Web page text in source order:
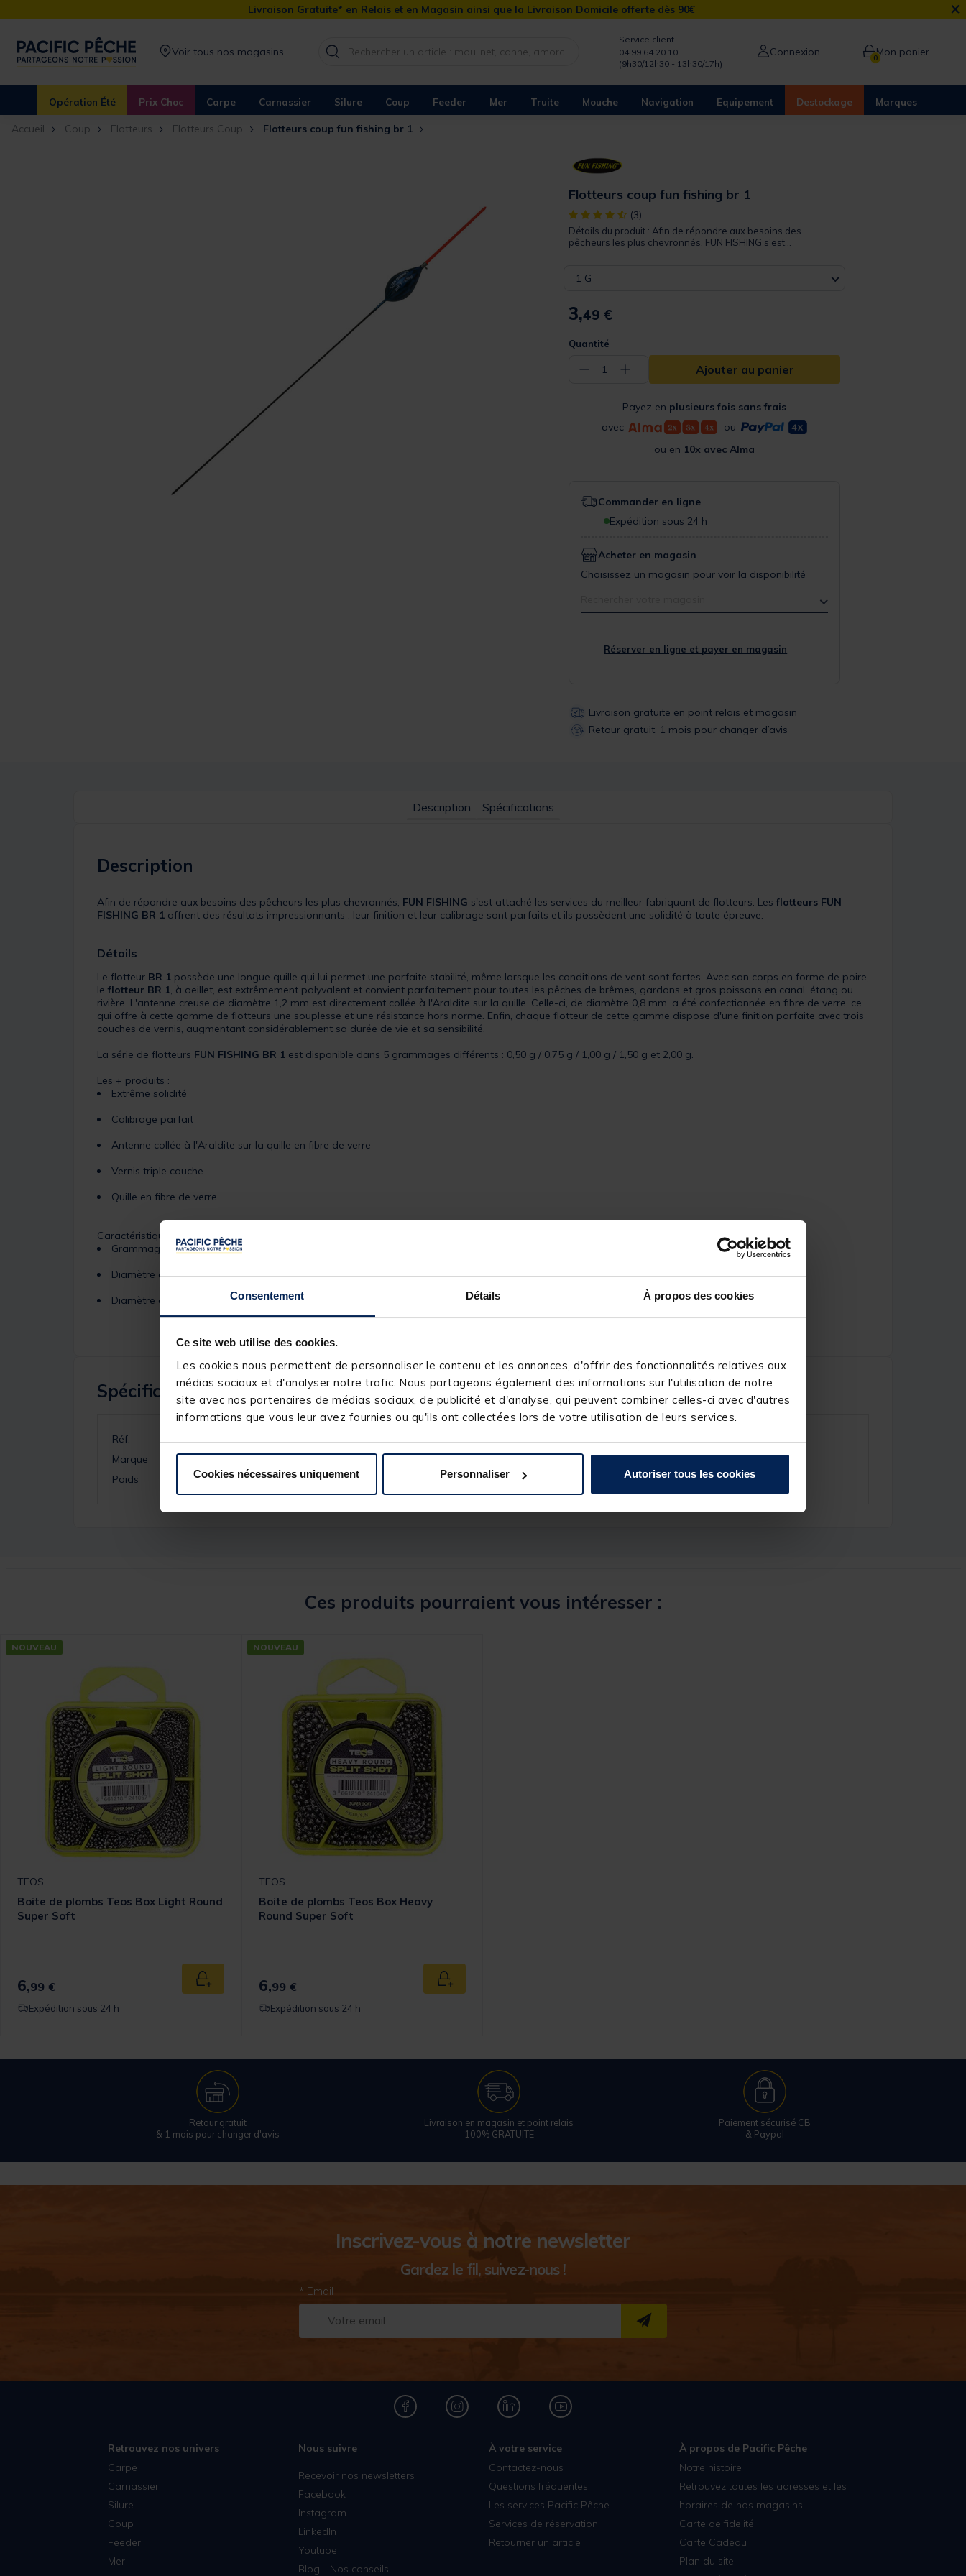
Consentement Détails À propos des cookies
Ce site web utilise des cookies.
Les cookies nous permettent de personnaliser le contenu et les annonces, d'offrir des fonctionnalités relatives aux
médias sociaux et d'analyser notre trafic. Nous partageons également des informations sur l'utilisation de notre
site avec nos partenaires de médias sociaux, de publicité et d'analyse, qui peuvent combiner celles-ci avec d'autres
informations que vous leur avez fournies ou qu'ils ont collectées lors de votre utilisation de leurs services.
Cookies nécessaires uniquement Personnaliser Autoriser tous les cookies
Livraison Gratuite* en Relais et en Magasin ainsi que la Livraison Domicile offerte dès 90€ ×
Voir tous nos magasins
Service client
04 99 64 20 10
(9h30/12h30 - 13h30/17h)
Connexion 0Mon panier
Opération Été Prix Choc Carpe Carnassier Silure Coup Feeder Mer Truite Mouche Navigation Equipement Destockage Marques
Accueil Coup Flotteurs Flotteurs Coup Flotteurs coup fun fishing br 1
Flotteurs coup fun fishing br 1
[object Object] out of 5 Customer Rating
(3)
Détails du produit : Afin de répondre aux besoins des
pêcheurs les plus chevronnés, FUN FISHING s'est...
1 G
3,49 €
Quantité
− 1 + Ajouter au panier
Payez en plusieurs fois sans frais
avec
ou
ou en 10x avec Alma
Commander en ligne
Expédition sous 24 h
Acheter en magasin
Choisissez un magasin pour voir la disponibilité
Réserver en ligne et payer en magasin
Livraison gratuite en point relais et magasin
Retour gratuit, 1 mois pour changer d’avis
Description Spécifications
Description
Afin de répondre aux besoins des pêcheurs les plus chevronnés, FUN FISHING s'est attaché les services du meilleur fabriquant de flotteurs. Les flotteurs FUN
FISHING BR 1 offrent des résultats impressionnants : leur finition et leur calibrage sont parfaits et ils possèdent une solidité à toute épreuve.
Détails
Le flotteur BR 1 possède une longue quille qui lui permet une parfaite stabilité, même lorsque les conditions de vent sont fortes. Avec son corps en forme de poire,
le flotteur BR 1, à oeillet, est extrêmement polyvalent et convient parfaitement pour toutes les pêches de brêmes, gardons et gros poissons en canal, étang ou
rivière. L'antenne creuse de diamètre 1,2 mm est directement collée à l'Araldite sur la quille. Celle-ci, de diamètre 0,8 mm, a été confectionnée en fibre de verre, ce
qui offre à cette gamme de flotteurs une souplesse et une résistance hors norme. Enfin, chaque flotteur de cette gamme dispose d'une finition parfaite avec trois
couches de vernis, augmentant considérablement sa durée de vie et sa sensibilité.
La série de flotteurs FUN FISHING BR 1 est disponible dans 5 grammages différents : 0,50 g / 0,75 g / 1,00 g / 1,50 g et 2,00 g.
Les + produits :
Extrême solidité
Calibrage parfait
Antenne collée à l'Araldite sur la quille en fibre de verre
Vernis triple couche
Quille en fibre de verre
Caractéristiques :
Grammage : de 0,50 g à 2,00 g
Diamètre quille fibre de verre : 0,8 mm
Diamètre antenne creuse : 1,2 mm
Spécifications
Réf.
115986-3
Marque
FUN FISHING
Poids
0,50 g à 2,00 g
Ces produits pourraient vous intéresser :
NOUVEAU
TEOS
Boite de plombs Teos Box Light Round
Super Soft
6,99 € Ajouter au panier
Expédition sous 24 h
NOUVEAU
TEOS
Boite de plombs Teos Box Heavy
Round Super Soft
6,99 € Ajouter au panier
Expédition sous 24 h
Retour gratuit
& 1 mois pour changer d'avis
Livraison en magasin et point relais
100% GRATUITE
Paiement sécurisé CB
& Paypal
Inscrivez-vous à notre newsletter
Gardez le fil, suivez-nous !
* Email
S''INSCRIRE
Retrouvez nos univers
Carpe
Carnassier
Silure
Coup
Feeder
Mer
Nous suivre
Recevoir nos newsletters
Facebook
Instagram
LinkedIn
Youtube
Blog - Nos conseils
À votre service
Contactez-nous
Questions fréquentes
Les services Pacific Pêche
Services de réservation
Retourner un article
À propos de Pacific Pêche
Notre histoire
Retrouvez toutes les adresses et les
horaires de nos magasins
Carte de fidelité
Carte Cadeau
Plan du site